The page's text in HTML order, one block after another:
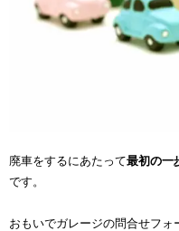
廃車をするにあたって最初の一
です。
おもいでガレージの問合せフ